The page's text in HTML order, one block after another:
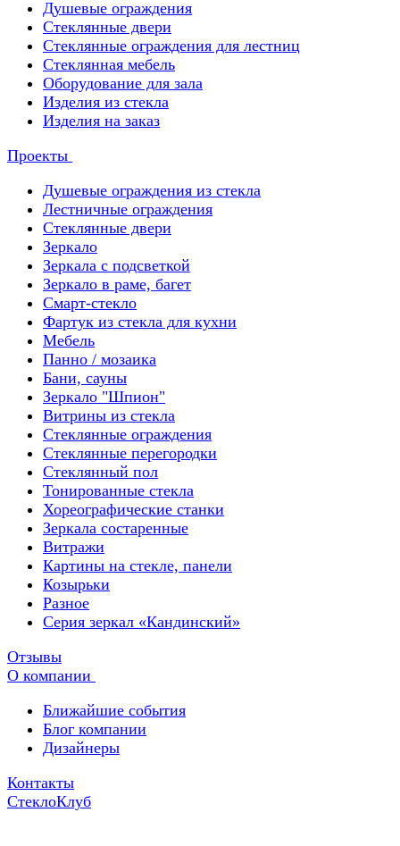
Душевые ограждения
Стеклянные двери
Стеклянные ограждения для лестниц
Стеклянная мебель
Оборудование для зала
Изделия из стекла
Изделия на заказ
Проекты
Душевые ограждения из стекла
Лестничные ограждения
Стеклянные двери
Зеркало
Зеркала с подсветкой
Зеркало в раме, багет
Смарт-стекло
Фартук из стекла для кухни
Мебель
Панно / мозаика
Бани, сауны
Зеркало "Шпион"
Витрины из стекла
Стеклянные ограждения
Стеклянные перегородки
Стеклянный пол
Тонированные стекла
Хореографические станки
Зеркала состаренные
Витражи
Картины на стекле, панели
Козырьки
Разное
Серия зеркал «Кандинский»
Отзывы
О компании
Ближайшие события
Блог компании
Дизайнеры
Контакты
СтеклоКлуб